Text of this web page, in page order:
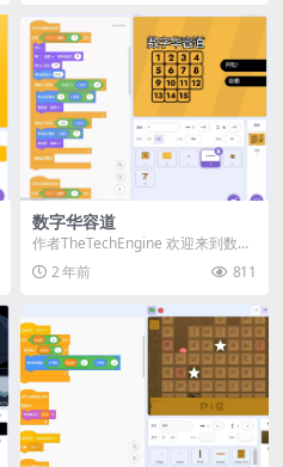
数字华容道
作者TheTechEngine 欢迎来到数字
华容道中文版，本作品改编自 t9d
e... 2 年前 811